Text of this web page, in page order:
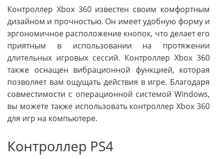
Контроллер Xbox 360 известен своим комфортным
дизайном и прочностью. Он имеет удобную форму и
эргономичное расположение кнопок, что делает его
приятным в использовании на протяжении
длительных игровых сессий. Контроллер Xbox 360
также оснащен вибрационной функцией, которая
позволяет вам ощущать действия в игре. Благодаря
совместимости с операционной системой Windows,
вы можете также использовать контроллер Xbox 360
для игр на компьютере.
Контроллер PS4